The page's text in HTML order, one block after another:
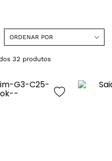
ORDENAR POR
32 produtos